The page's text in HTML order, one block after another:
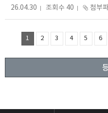
26.04.30 조회수 40 첨부
1 2 3 4 5 6